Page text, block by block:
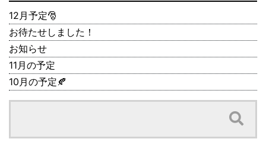
12月予定🎅
お待たせしました！
お知らせ
11月の予定
10月の予定🍂